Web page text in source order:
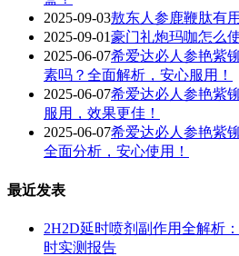
2025-09-03敖东人参鹿鞭肽有
2025-09-01豪门礼炮玛咖怎么
2025-06-07希爱达必人参艳紫
素吗？全面解析，安心服用！
2025-06-07希爱达必人参艳紫
服用，效果更佳！
2025-06-07希爱达必人参艳紫
全面分析，安心使用！
最近发表
2H2D延时喷剂副作用全解析
时实测报告